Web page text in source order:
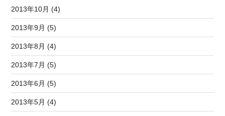
2013年10月 (4)
2013年9月 (5)
2013年8月 (4)
2013年7月 (5)
2013年6月 (5)
2013年5月 (4)